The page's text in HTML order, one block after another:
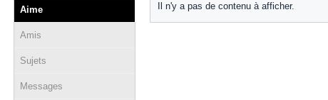
Aime
Amis
Sujets
Messages
Il n'y a pas de contenu à afficher.